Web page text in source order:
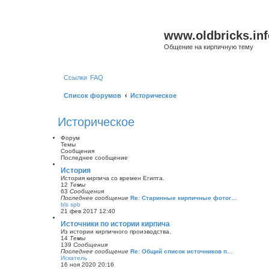
Общение на кирпичную тему
Ссылки FAQ
Список форумов Историческое
Историческое
Форум
Темы
Сообщения
Последнее сообщение
История
История кирпича со времен Египта.
12 Темы
63 Сообщения
Последнее сообщение Re: Старинные кирпичные фотог…
bls spb
П
р
й
т
и
к
п
21 фев 2017 12:40
Источники по истории кирпича
Из истории кирпичного производства.
14 Темы
139 Сообщения
Последнее сообщение Re: Общий список источников п…
Искатель
П
16 ноя 2020 20:16